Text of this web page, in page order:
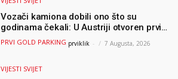
Vozači kamiona dobili ono što su
godinama čekali: U Austriji otvoren prvi
GOLD sigurni parking
PRVI GOLD PARKING prviklik - 7 Augusta, 2026
VIJESTI SVIJET